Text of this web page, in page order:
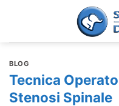
BLOG
Tecnica
Stenosi Spinale